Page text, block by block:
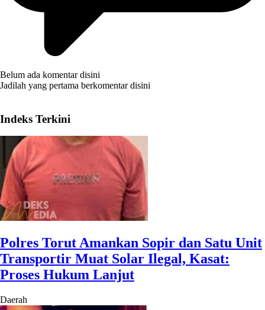
Belum ada komentar disini
Jadilah yang pertama berkomentar disini
Indeks Terkini
Polres Torut Amankan Sopir dan Satu Unit
Transportir Muat Solar Ilegal, Kasat:
Proses Hukum Lanjut
Daerah